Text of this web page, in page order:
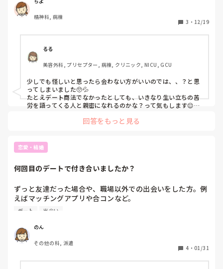
相手の属性
い、シフト勤務（週単位、融通利きやすいと）、おそらくプ
ライベートモード（検索に出てこない）での利用
電話での違和感
・時間は20時頃だがなぜか相手は職場の休憩室で電話。後
ろからテレビらしき物音も聞こえる。
・笑い方が不自然、変に盛り上げようとしている。
・仕事がブライダルジュエリー関係と話し、いずれ独立し
熱弁。お世話になっている部長が独立するから〜、独立のた
・初めての電話にも関わらず、突然自分の生い立ちの苦労
を語ってくる。（親が離婚しシングルマザーの家庭で育っ
ど）
トが消えている（非表示？）
違和感が一つならいいのですが、これだけ見つかると怪しい
すし、デート商法で検索すると同じような手口もありまし
た。会うべきでしょうか？顔はマジで好みなので顔だけ見て
帰るか迷います。
精神科, 病棟
3 ・ 12/19
るる
美容外科, プリセプター, 病棟, クリニック, NICU, GCU
少しでも怪しいと思ったら会わない方がいいのでは、、？と思
ってしまいました🥺💦
たとえデート商法でなかったとしても、いきなり生い立ちの苦
労を語ってくる人と親密になれるのかな？って気もします😌話
回答をもっと見る
恋愛・結婚
何回目のデートで付き合いましたか？
ずっと友達だった場合や、職場以外での出会いをした方。例
えばマッチングアプリや合コンなど。
たか。
デート 出会い
のん
その他の科, 派遣
4 ・ 01/31